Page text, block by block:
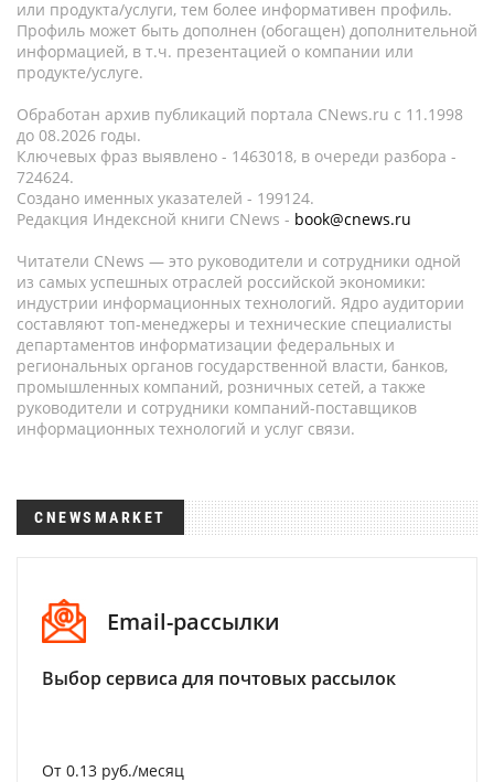
или продукта/услуги, тем более информативен профиль.
Профиль может быть дополнен (обогащен) дополнительной
информацией, в т.ч. презентацией о компании или
продукте/услуге.
Обработан архив публикаций портала CNews.ru c 11.1998
до 08.2026 годы.
Ключевых фраз выявлено - 1463018, в очереди разбора -
724624.
Создано именных указателей - 199124.
Редакция Индексной книги CNews - book@cnews.ru
Читатели CNews — это руководители и сотрудники одной
из самых успешных отраслей российской экономики:
индустрии информационных технологий. Ядро аудитории
составляют топ-менеджеры и технические специалисты
департаментов информатизации федеральных и
региональных органов государственной власти, банков,
промышленных компаний, розничных сетей, а также
руководители и сотрудники компаний-поставщиков
информационных технологий и услуг связи.
CNEWSMARKET
Email-рассылки
Выбор сервиса для почтовых рассылок
От 0.13 руб./месяц